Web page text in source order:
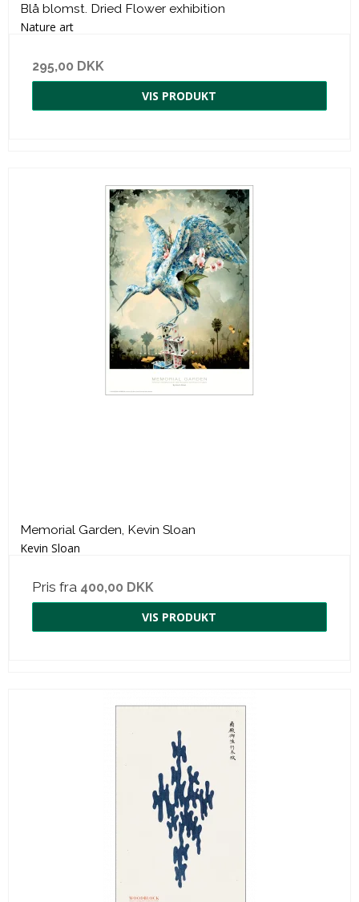
Blå blomst. Dried Flower exhibition
Nature art
295,00 DKK
VIS PRODUKT
Memorial Garden, Kevin Sloan
Kevin Sloan
Pris fra 400,00 DKK
VIS PRODUKT